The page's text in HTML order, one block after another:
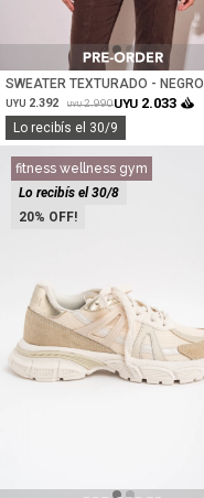
Talle
SWEATER TEXTURADO - NEGRO
UYU 2.392 UYU 2.990UYU 2.033
Lo recibís el 30/9
20
fitness wellness gym
Lo recibís el 30/8
Talle